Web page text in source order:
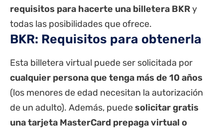
requisitos para hacerte una billetera BKRy
todas las posibilidades que ofrece.
BKR: Requisitos para obtenerla
Esta billetera virtual puede ser solicitada por
cualquier persona que tenga más de 10 años
(los menores de edad necesitan la autorización
de un adulto). Además, puedesolicitar gratis
una tarjeta MasterCard prepaga virtual o